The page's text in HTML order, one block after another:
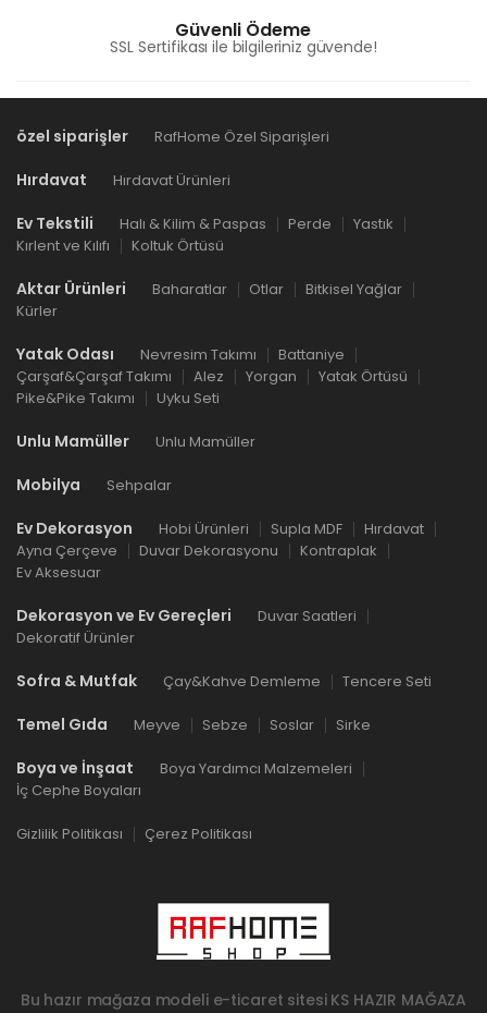
Güvenli Ödeme
SSL Sertifikası ile bilgileriniz güvende!
özel siparişler RafHome Özel Siparişleri
Hırdavat Hırdavat Ürünleri
Ev Tekstili Halı & Kilim & Paspas Perde
Yastık
Kırlent ve Kılıfı
Koltuk Örtüsü
Aktar Ürünleri Baharatlar Otlar
Bitkisel Yağlar
Kürler
Yatak Odası Nevresim Takımı
Battaniye
Çarşaf&Çarşaf Takımı
Alez Yorgan
Yatak Örtüsü
Pike&Pike Takımı
Uyku Seti
Unlu Mamüller Unlu Mamüller
Mobilya Sehpalar
Ev Dekorasyon Hobi Ürünleri Supla MDF
Hırdavat
Ayna Çerçeve
Duvar Dekorasyonu
Kontraplak
Ev Aksesuar
Dekorasyon ve Ev Gereçleri
Duvar Saatleri
Dekoratif Ürünler
Sofra & Mutfak Çay&Kahve Demleme Tencere Seti
Temel Gıda Meyve Sebze Soslar Sirke
Boya ve İnşaat
Boya Yardımcı Malzemeleri
İç Cephe Boyaları
Gizlilik Politikası Çerez Politikası
Bu hazır mağaza modeli e-ticaret sitesi KS HAZIR MAĞAZA